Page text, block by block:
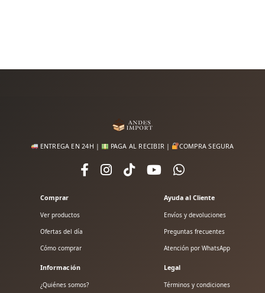
ENTREGA EN 24H | PAGA AL RECIBIR | COMPRA SEGURA
Comprar
Ver productos
Ofertas del día
Cómo comprar
Ayuda al Cliente
Envíos y devoluciones
Preguntas frecuentes
Atención por WhatsApp
Información
¿Quiénes somos?
Legal
Términos y condiciones